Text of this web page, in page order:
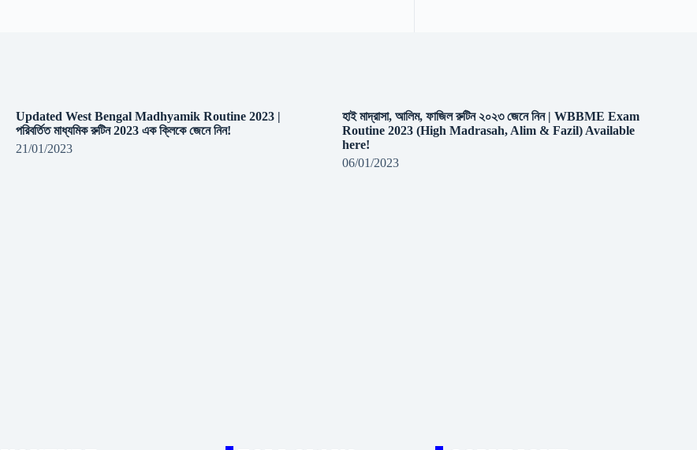
Updated West Bengal Madhyamik Routine 2023 |
পরিবর্তিত মাধ্যমিক রুটিন 2023 এক ক্লিকে জেনে নিন!
21/01/2023
হাই মাদ্রাসা, আলিম, ফাজিল রুটিন ২০২৩ জেনে নিন | WBBME Exam
Routine 2023 (High Madrasah, Alim & Fazil) Available
here!
06/01/2023